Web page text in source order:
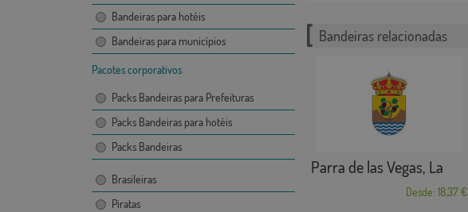
Bandeiras para hotéis
Bandeiras para municípios
Pacotes corporativos
Packs Bandeiras para Prefeituras
Packs Bandeiras para hotéis
Packs Bandeiras
Brasileiras
Piratas
Bandeiras relacionadas
Parra de las Vegas, La
Desde: 18,37 €